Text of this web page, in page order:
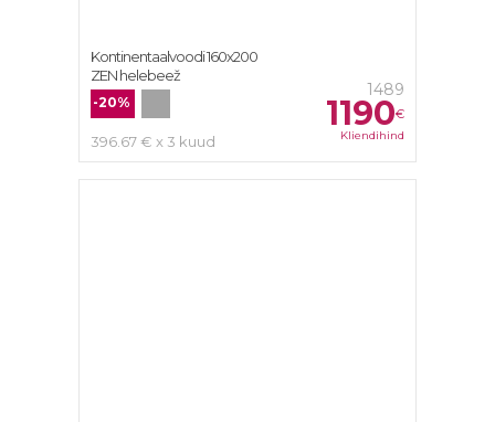
1489
1190€
Kliendihind
-20%
396.67 € x 3 kuud
Kontinentaalvoodi 160х200
ZEN helebeež